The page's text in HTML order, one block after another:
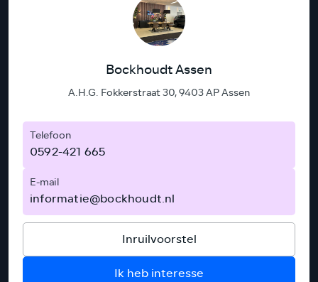
Bockhoudt Assen
A.H.G. Fokkerstraat 30, 9403 AP Assen
Telefoon
0592-421 665
E-mail
informatie@bockhoudt.nl
Inruilvoorstel
Ik heb interesse